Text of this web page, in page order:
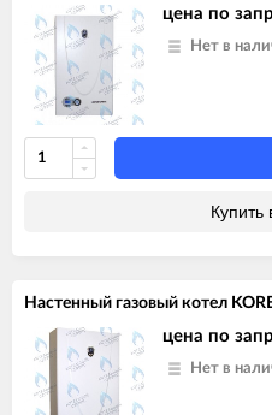
цена по
Нет в
Купить
Настенный газовый котел
цена по
Нет в